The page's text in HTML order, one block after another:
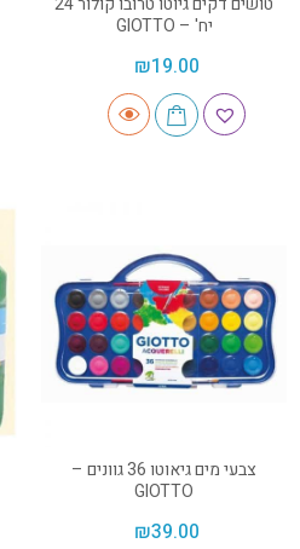
יח' – GIOTTO
₪19.00
צבעי מים גיאוטו 36 גוונים –
GIOTTO
₪39.00